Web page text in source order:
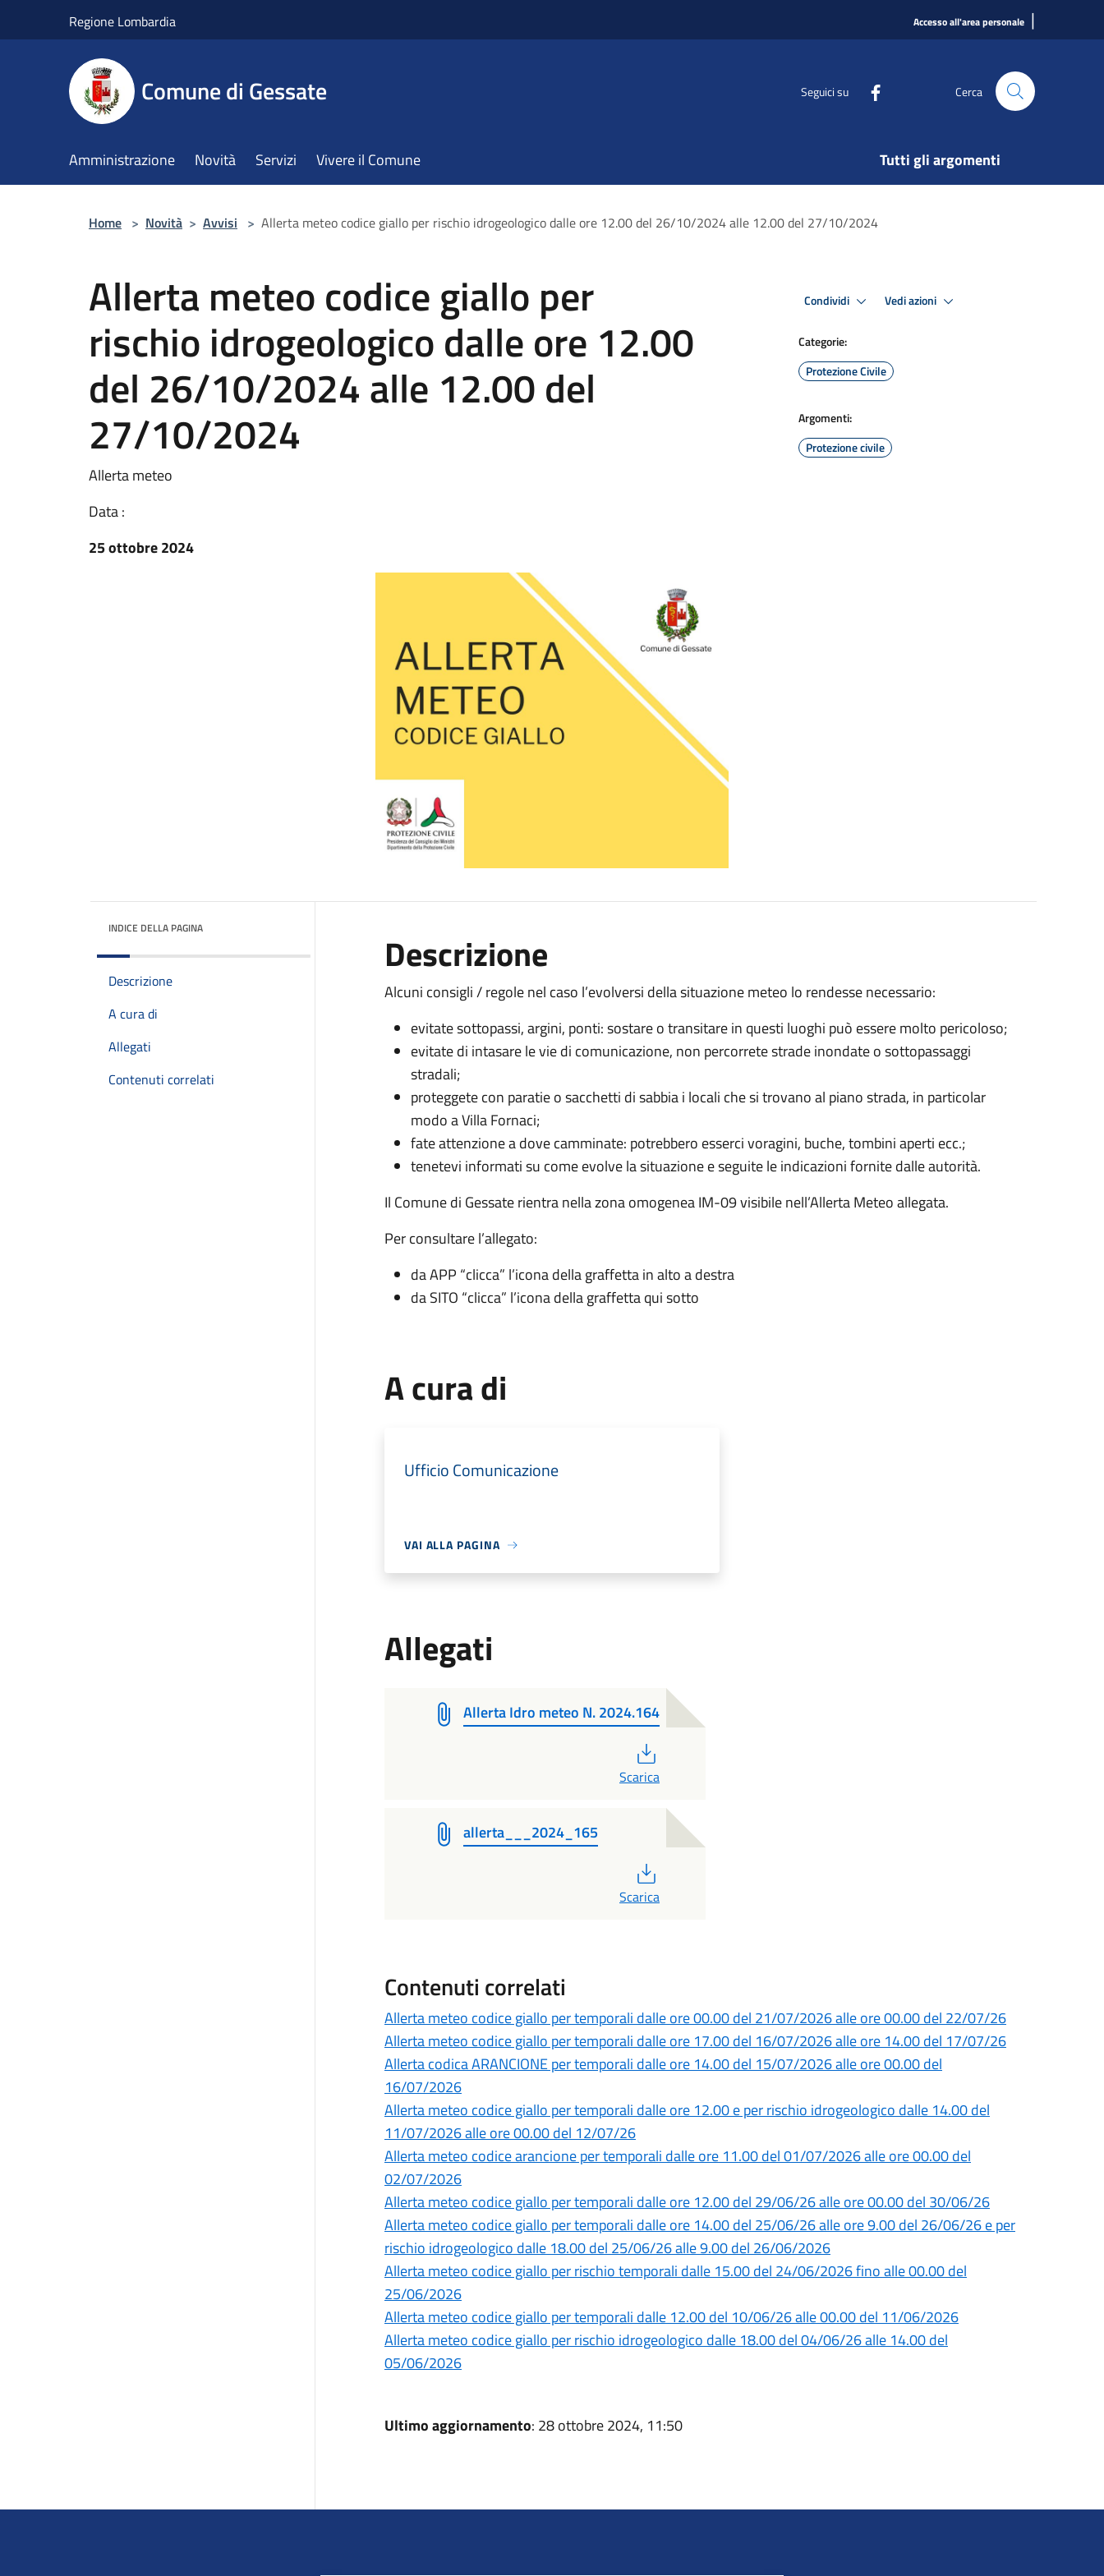
Regione Lombardia Accesso all'area personale |
Comune di Gessate Seguici su Cerca
Amministrazione Novità Servizi Vivere il Comune Tutti gli argomenti
Home > Novità > Avvisi > Allerta meteo codice giallo per rischio idrogeologico dalle ore 12.00 del 26/10/2024 alle 12.00 del 27/10/2024
Allerta meteo codice giallo per
rischio idrogeologico dalle ore 12.00
del 26/10/2024 alle 12.00 del
27/10/2024
Allerta meteo
Data :
25 ottobre 2024
Condividi Vedi azioni
Categorie:
Protezione Civile
Argomenti:
Protezione civile
INDICE DELLA PAGINA
Descrizione
A cura di
Allegati
Contenuti correlati
Descrizione
Alcuni consigli / regole nel caso l’evolversi della situazione meteo lo rendesse necessario:
evitate sottopassi, argini, ponti: sostare o transitare in questi luoghi può essere molto pericoloso;
evitate di intasare le vie di comunicazione, non percorrete strade inondate o sottopassaggi
stradali;
proteggete con paratie o sacchetti di sabbia i locali che si trovano al piano strada, in particolar
modo a Villa Fornaci;
fate attenzione a dove camminate: potrebbero esserci voragini, buche, tombini aperti ecc.;
tenetevi informati su come evolve la situazione e seguite le indicazioni fornite dalle autorità.
Il Comune di Gessate rientra nella zona omogenea IM-09 visibile nell’Allerta Meteo allegata.
Per consultare l’allegato:
da APP “clicca” l’icona della graffetta in alto a destra
da SITO “clicca” l’icona della graffetta qui sotto
A cura di
Ufficio Comunicazione
VAI ALLA PAGINA
Allegati
Allerta Idro meteo N. 2024.164
Scarica
allerta___2024_165
Scarica
Contenuti correlati
Allerta meteo codice giallo per temporali dalle ore 00.00 del 21/07/2026 alle ore 00.00 del 22/07/26
Allerta meteo codice giallo per temporali dalle ore 17.00 del 16/07/2026 alle ore 14.00 del 17/07/26
Allerta codica ARANCIONE per temporali dalle ore 14.00 del 15/07/2026 alle ore 00.00 del
16/07/2026
Allerta meteo codice giallo per temporali dalle ore 12.00 e per rischio idrogeologico dalle 14.00 del
11/07/2026 alle ore 00.00 del 12/07/26
Allerta meteo codice arancione per temporali dalle ore 11.00 del 01/07/2026 alle ore 00.00 del
02/07/2026
Allerta meteo codice giallo per temporali dalle ore 12.00 del 29/06/26 alle ore 00.00 del 30/06/26
Allerta meteo codice giallo per temporali dalle ore 14.00 del 25/06/26 alle ore 9.00 del 26/06/26 e per
rischio idrogeologico dalle 18.00 del 25/06/26 alle 9.00 del 26/06/2026
Allerta meteo codice giallo per rischio temporali dalle 15.00 del 24/06/2026 fino alle 00.00 del
25/06/2026
Allerta meteo codice giallo per temporali dalle 12.00 del 10/06/26 alle 00.00 del 11/06/2026
Allerta meteo codice giallo per rischio idrogeologico dalle 18.00 del 04/06/26 alle 14.00 del
05/06/2026
Ultimo aggiornamento: 28 ottobre 2024, 11:50